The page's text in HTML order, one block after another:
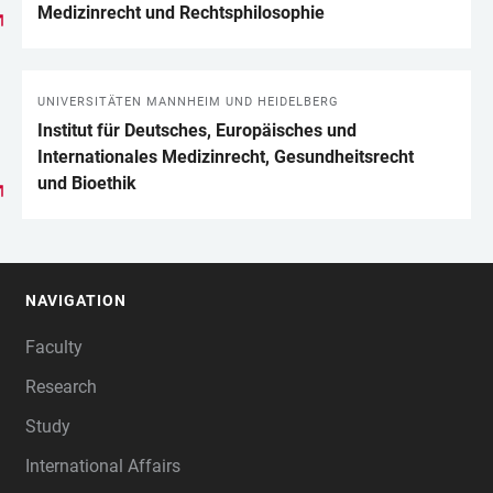
Medizinrecht und Rechtsphilosophie
UNIVERSITÄTEN MANNHEIM UND HEIDELBERG
Institut für Deutsches, Europäisches und
Internationales Medizinrecht, Gesundheits­recht
und Bioethik
NAVIGATION
Faculty
Research
Study
International Affairs